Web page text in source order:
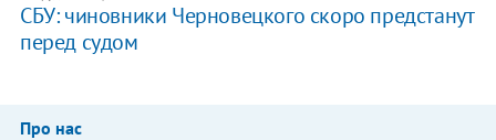
​СБУ: чиновники Черновецкого скоро предстанут
перед судом
Про нас